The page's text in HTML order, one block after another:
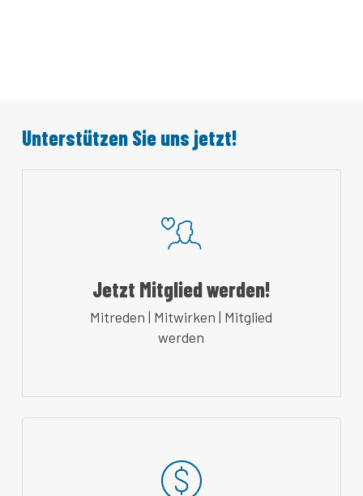
Unterstützen Sie uns jetzt!
Jetzt Mitglied werden!
Mitreden | Mitwirken | Mitglied
werden